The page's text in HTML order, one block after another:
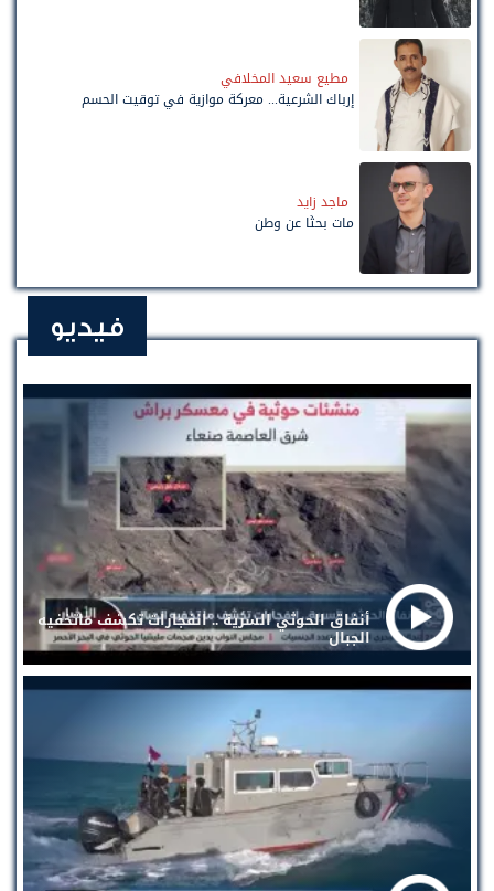
مطيع سعيد المخلافي
إرباك الشرعية... معركة موازية في توقيت الحسم
ماجد زايد
مات بحثًا عن وطن
فيديو
أنفاق الحوثي السرية .. انفجارات تكشف ماتخفيه
الجبال